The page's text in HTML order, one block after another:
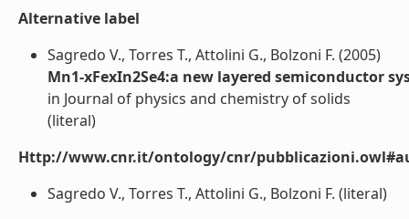
Alternative label
Sagredo V., Torres T., Attolini G., Bolzoni F. (2005)
Mn1-xFexIn2Se4:a new layered semiconductor
in Journal of physics and chemistry of solids
(literal)
Http://www.cnr.it/ontology/cnr/
Sagredo V., Torres T., Attolini G., Bolzoni F. (literal)